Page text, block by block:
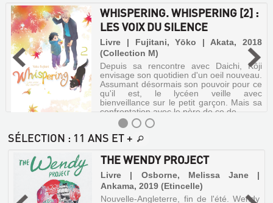
WHISPERING. WHISPERING [2] :
LES VOIX DU SILENCE
Livre | Fujitani, Yōko | Akata, 2018
(Collection M)
Depuis sa rencontre avec Daichi, Kôji
envisage son quotidien d'un oeil nouveau.
Assumant désormais son pouvoir pour ce
qu'il est, le lycéen veille avec
bienveillance sur le petit garçon. Mais sa
confrontation avec le père de ce de...
WHISPERING.
WHISPERING
[2]
SÉLECTION : 11 ANS ET +
THE WENDY PROJECT
Livre | Osborne, Melissa Jane |
Ankama, 2019 (Etincelle)
Nouvelle-Angleterre, fin de l'été. Wendy